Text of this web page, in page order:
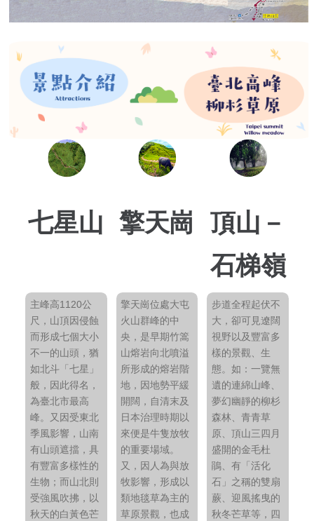
七星山
主峰高1120公
尺，山頂因侵蝕
而形成七個大小
不一的山頭，猶
如北斗「七星」
般，因此得名，
為臺北市最高
峰。又因受東北
季風影響，山南
有山頭遮擋，具
有豐富多樣性的
生物；而山北則
受強風吹拂，以
秋天的白黃色芒
擎天崗
擎天崗位處大屯
火山群峰的中
央，是早期竹篙
山熔岩向北噴溢
所形成的熔岩階
地，因地勢平緩
開闊，自清末及
日本治理時期以
來便是牛隻放牧
的重要場域。
又，因人為與放
牧影響，形成以
類地毯草為主的
草原景觀，也成
頂山－
石梯嶺
步道全程起伏不
大，卻可見遼闊
視野以及豐富多
樣的景觀、生
態。如：一覽無
遺的連綿山峰、
夢幻幽靜的柳杉
森林、青青草
原、頂山三四月
盛開的金毛杜
鵑、有「活化
石」之稱的雙扇
蕨、迎風搖曳的
秋冬芒草等，四